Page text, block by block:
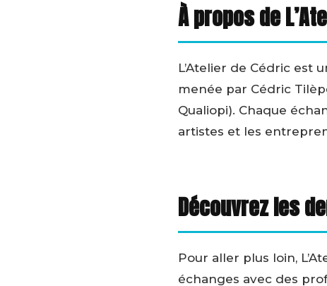
À propos de
L’Atelier de Cédric est
menée par Cédric
Qualiopi). Chaque
artistes et les
Découvrez les
Pour aller plus loin,
échanges avec des